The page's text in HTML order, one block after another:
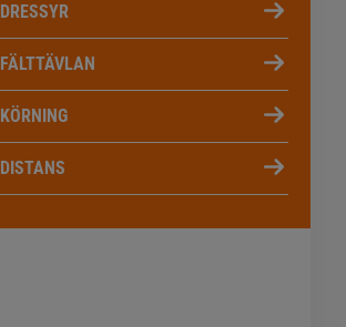
DRESSYR
FÄLTTÄVLAN
KÖRNING
DISTANS